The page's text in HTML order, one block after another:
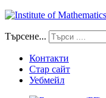
Търсене...
Контакти
Стар сайт
Уебмейл